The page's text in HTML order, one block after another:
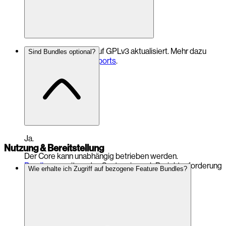
DieBundleswurden auf GPLv3 aktualisiert. Mehr dazu
Ecosystem Supports.
Sind Bundles optional?
Ja.
Der Core kann unabhängig betrieben werden.
Bundleserweitern das System je nach Projektanforderung
Nutzung & Bereitstellung
Wie erhalte ich Zugriff auf bezogene Feature Bundles?